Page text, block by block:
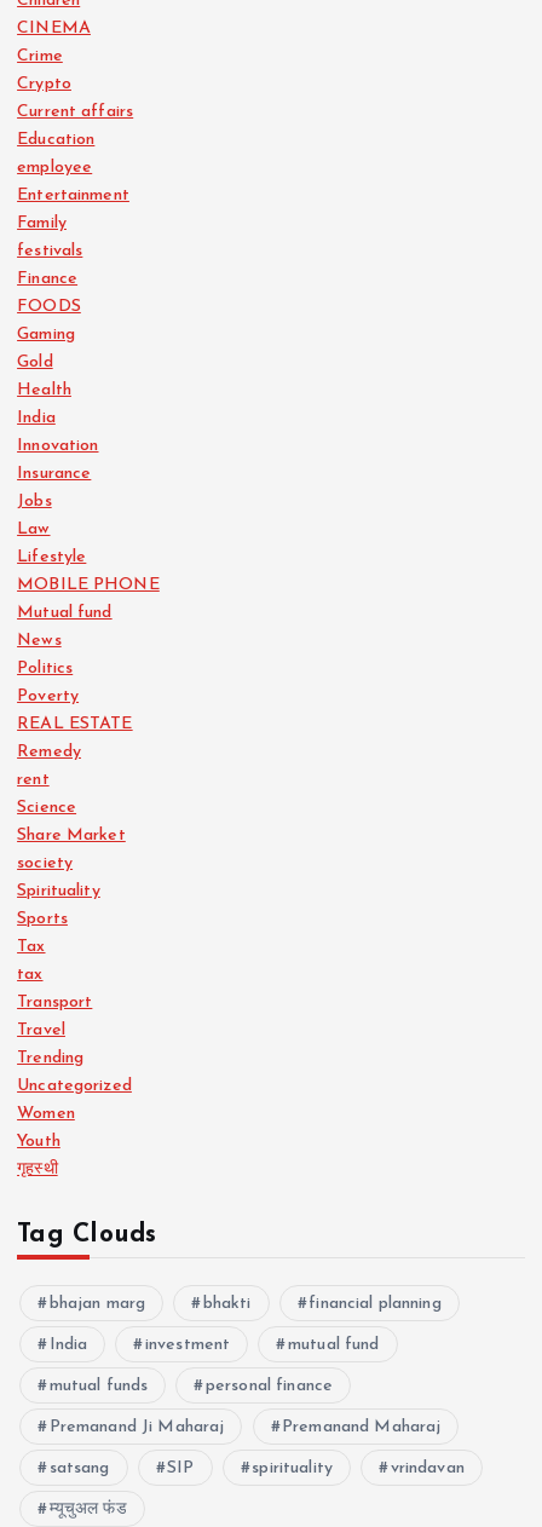
CINEMA
Crime
Crypto
Current affairs
Education
employee
Entertainment
Family
festivals
Finance
FOODS
Gaming
Gold
Health
India
Innovation
Insurance
Jobs
Law
Lifestyle
MOBILE PHONE
Mutual fund
News
Politics
Poverty
REAL ESTATE
Remedy
rent
Science
Share Market
society
Spirituality
Sports
Tax
tax
Transport
Travel
Trending
Uncategorized
Women
Youth
गृहस्थी
Tag Clouds
bhajan marg bhakti financial planning
India investment mutual fund
mutual funds personal finance
Premanand Ji Maharaj Premanand Maharaj
satsang SIP spirituality vrindavan
म्यूचुअल फंड